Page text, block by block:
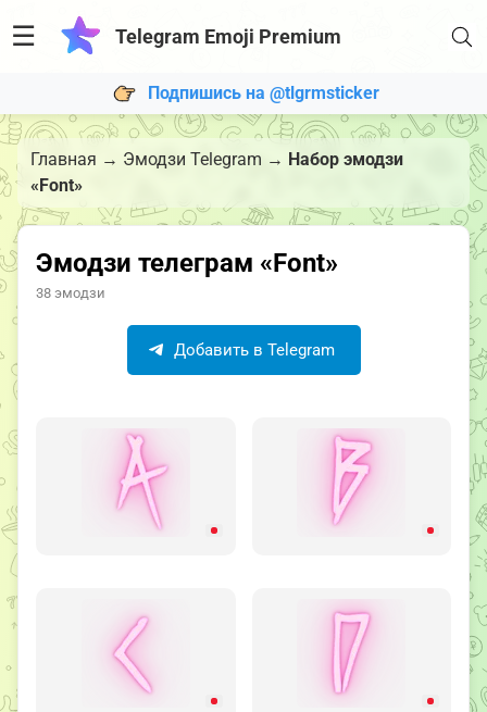
☰ Telegram Emoji Premium
Подпишись на @tlgrmsticker
Главная → Эмодзи Telegram → Набор эмодзи
«Font»
Эмодзи телеграм «Font»
38 эмодзи
Добавить в Telegram